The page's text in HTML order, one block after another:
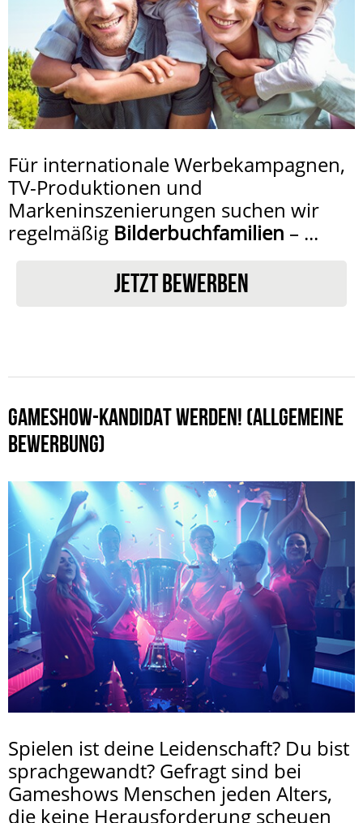
Für internationale Werbekampagnen,
TV-Produktionen und
Markeninszenierungen suchen wir
regelmäßig Bilderbuchfamilien – ...
JETZT BEWERBEN
GAMESHOW-KANDIDAT WERDEN! (ALLGEMEINE
BEWERBUNG)
Spielen ist deine Leidenschaft? Du bist
sprachgewandt? Gefragt sind bei
Gameshows Menschen jeden Alters,
die keine Herausforderung scheuen